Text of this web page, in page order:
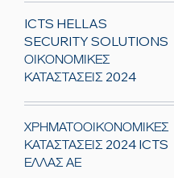
ICTS HELLAS
SECURITY SOLUTIONS
ΟΙΚΟΝΟΜΙΚΕΣ
ΚΑΤΑΣΤΑΣΕΙΣ 2024
ΧΡΗΜΑΤΟΟΙΚΟΝΟΜΙΚΕΣ
ΚΑΤΑΣΤΑΣΕΙΣ 2024 ICTS
ΕΛΛΑΣ ΑΕ